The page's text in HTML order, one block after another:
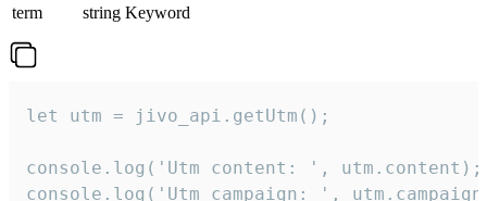
term
string Keyword
let utm = jivo_api.getUtm();
console.log('Utm content: ', utm.content);
console.log('Utm campaign: ',